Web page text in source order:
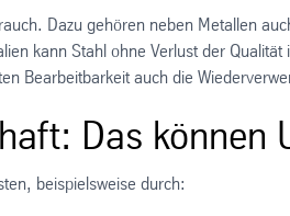
Dazu gehören neben Metallen
kann Stahl ohne Verlust der
Bearbeitbarkeit auch die
Das können
beispielsweise durch: